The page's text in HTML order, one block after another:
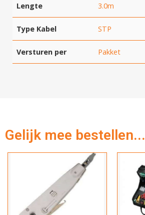
Lengte 3.0m
Type Kabel STP
Versturen per Pakket
Gelijk mee bestellen...